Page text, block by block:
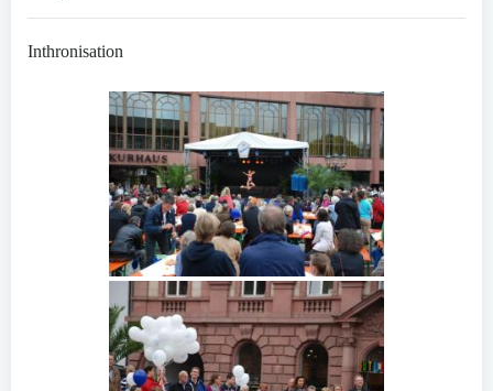
Inthronisation